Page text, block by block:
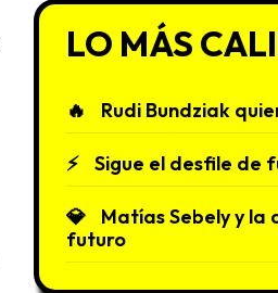
LO MÁS
Rudi Bundziak
Sigue el desfile de
Matías Sebely y la
futuro